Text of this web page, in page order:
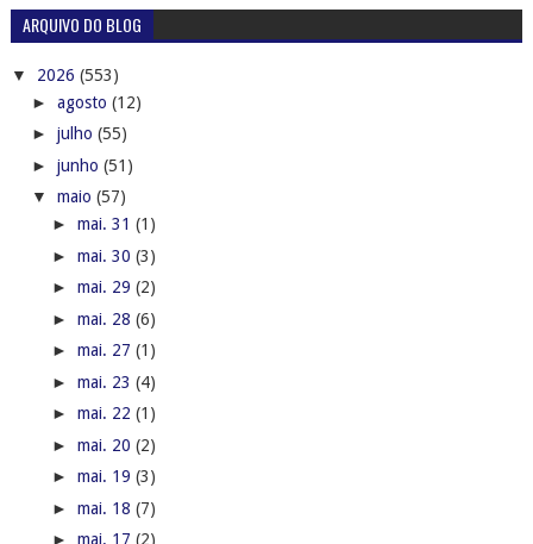
ARQUIVO DO BLOG
▼ 2026 (553)
► agosto (12)
► julho (55)
► junho (51)
▼ maio (57)
► mai. 31 (1)
► mai. 30 (3)
► mai. 29 (2)
► mai. 28 (6)
► mai. 27 (1)
► mai. 23 (4)
► mai. 22 (1)
► mai. 20 (2)
► mai. 19 (3)
► mai. 18 (7)
► mai. 17 (2)